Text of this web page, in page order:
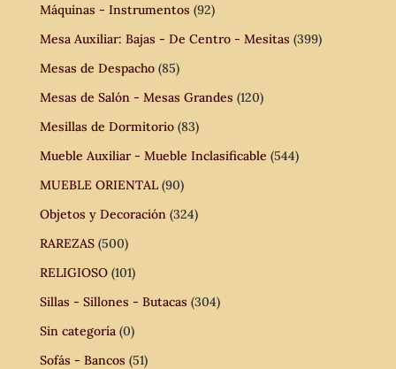
Máquinas - Instrumentos (92)
Mesa Auxiliar: Bajas - De Centro - Mesitas (399)
Mesas de Despacho (85)
Mesas de Salón - Mesas Grandes (120)
Mesillas de Dormitorio (83)
Mueble Auxiliar - Mueble Inclasificable (544)
MUEBLE ORIENTAL (90)
Objetos y Decoración (324)
RAREZAS (500)
RELIGIOSO (101)
Sillas - Sillones - Butacas (304)
Sin categoría (0)
Sofás - Bancos (51)